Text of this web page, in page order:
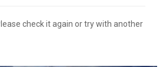
check it again or try with another